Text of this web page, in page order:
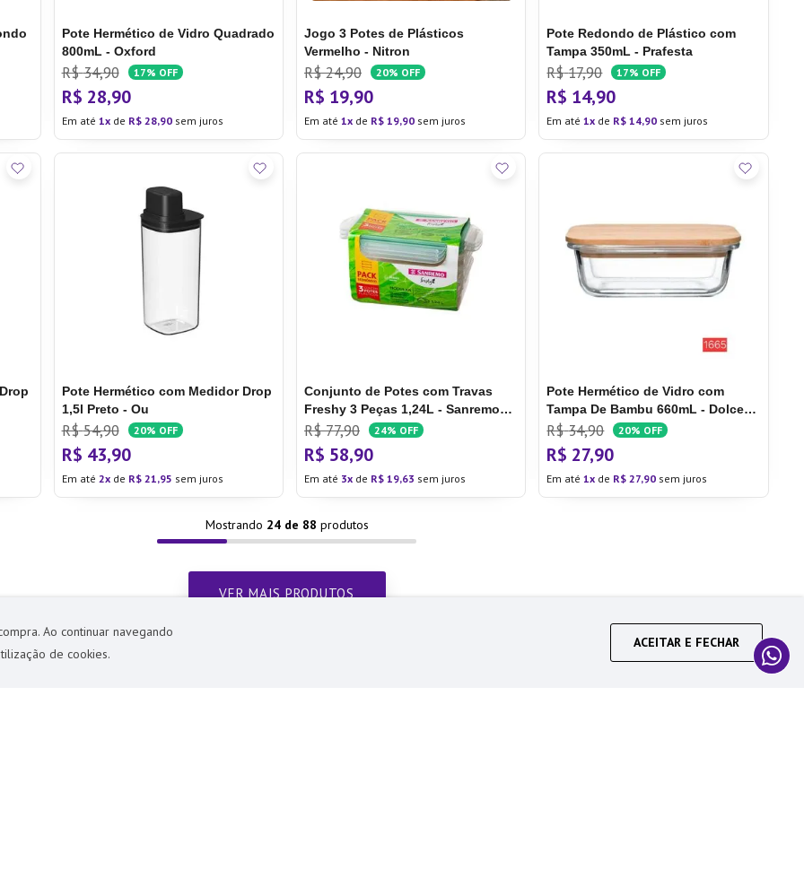
Ao continuar navegando
de cookies.
ACEITAR E FECHAR
Pote Hermético de Vidro Quadrado
800mL - Oxford
R$ 34,90 17% OFF
R$ 28,90
Em até 1 de R$ 28,90sem juros
Jogo 3 Potes de Plásticos
Vermelho - Nitron
R$ 24,90 20% OFF
R$ 19,90
Em até 1 de R$ 19,90sem juros
Pote Redondo de Plástico com
Tampa 350mL - Prafesta
R$ 17,90 17% OFF
R$ 14,90
Em até1 de R$ 14,90 sem juros
Pote Hermético com Medidor Drop
1,5l Preto - Ou
R$ 54,90 20% OFF
R$ 43,90
Em até 2 de R$ 21,95 sem juros
Conjunto de Potes com Travas
Freshy 3 Peças 1,24L - Sanremo
Conjunto de Potes com Travas
Freshy 3 Peças 1,24l - Sanremo
R$ 77,90 24% OFF
R$ 58,90
Em até 3 de R$ 19,63 sem juros
Pote Hermético de Vidro com
Tampa De Bambu 660mL - Dolce
Home
R$ 34,90 20% OFF
R$ 27,90
Em até1 de R$ 27,90 sem juros
Mostrando 24 de 88